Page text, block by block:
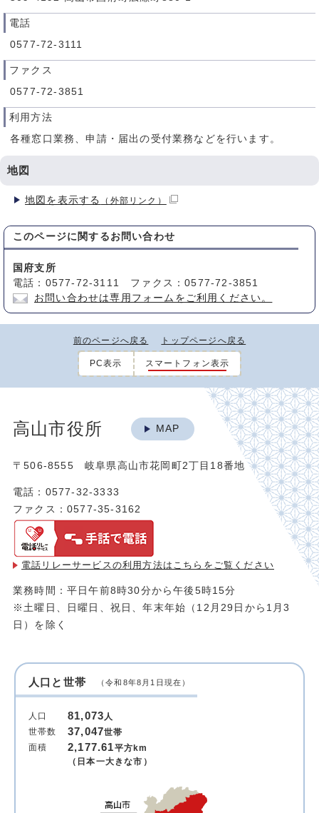
電話
0577-72-3111
ファクス
0577-72-3851
利用方法
各種窓口業務、申請・届出の受付業務などを行います。
地図
地図を表示する （外部リンク）
このページに関する お問い合わせ
国府支所
電話：0577-72-3111 ファクス：0577-72-3851
お問い合わせは専用フォームをご利用ください。
前のページへ戻る トップページへ戻る
PC表示 スマートフォン表示
高山市役所 MAP
〒506-8555 岐阜県高山市花岡町2丁目18番地
電話：0577-32-3333
ファクス：0577-35-3162
電話リレーサービスの利用方法は こちらをご覧ください
業務時間：平日午前8時30分から午後5時15分
※土曜日、日曜日、祝日、年末年始（12月29日から1月3
日）を除く
人口と世帯 （令和8年8月1日現在）
人口 81,073人
世帯数
37,047世帯
面積
2,177.61平方km
（日本一大きな市）